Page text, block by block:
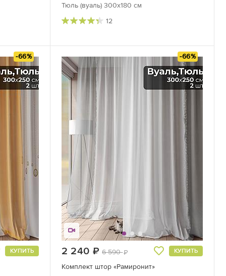
Тюль (вуаль) 300х180 см
12
-66%
КУПИТЬ
-66%
2 240 руб.
6 590 КУПИТЬ
Комплект штор «Рамиронит»